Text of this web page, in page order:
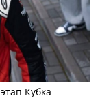
Кубка